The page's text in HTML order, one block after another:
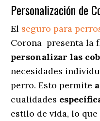
Personalización de
El seguro para
Corona presenta la
personalizar las
necesidades
perro. Esto permite
cualidades
estilo de vida, lo